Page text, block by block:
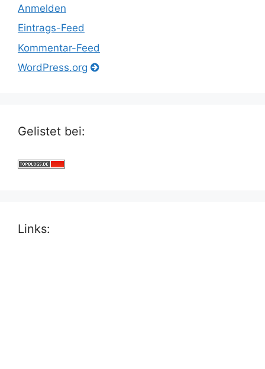
Anmelden
Eintrags-Feed
Kommentar-Feed
WordPress.org
Gelistet bei:
Links: